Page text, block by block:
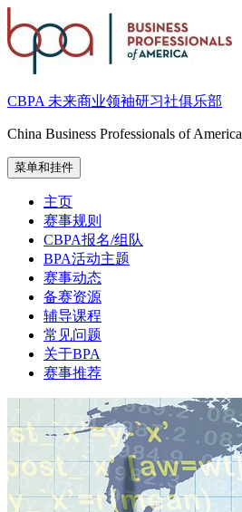
至
内
CBPA 未来商业领袖研习社俱乐部
China Business Professionals of America
菜单和挂件
主页
赛事规则
CBPA报名/组队
BPA活动主题
赛事动态
备赛资源
辅导课程
常见问题
关于BPA
赛事推荐